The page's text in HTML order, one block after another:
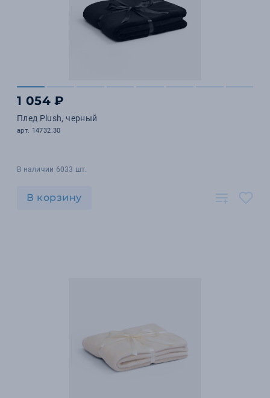
1 054 ₽
Плед Plush, черный
арт. 14732.30
В наличии 6033 шт.
В корзину